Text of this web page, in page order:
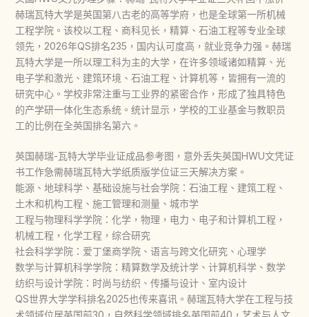
赫瑞瓦特大学是英国第八古老的高等学府，也是全球第一所机械
工程学院。该校以工程、商科见长，精算、石油工程等专业全球
领先，2026年QS排名235，国内认可度高，就业竞争力强。赫瑞
瓦特大学是一所以理工科为主的大学，在许多领域诸如精算、光
电子学和激光、建筑环境、石油工程、计算机等，皆拥有一流的
研究中心。学校非常注重与工业界的紧密合作，形成了独具特色
的产学研一体化生态系统。统计显示，学校的工业基金与教职员
工的比例在全英国排名第六。
英国赫瑞-瓦特大学毕业证成品参考图，意外丢失英国HWU文凭证
书工作急需赫瑞瓦特大学纸质版学位证三天解决方案。
能源、地球科学、基础设施与社会学院：石油工程、建筑工程、
土木和机构工程、施工管理和测量、城市学
工程与物理科学学院：化学，物理，电力、电子和计算机工程，
机械工程，化学工程，综合研究
社会科学学院：爱丁堡商学院、语言与跨文化研究、心理学
数学与计算机科学学院：精算数学及统计学、计算机科学、数学
纺织与设计学院：时尚与纺织、传播与设计、室内设计
QS世界大学学科排名2025也传来喜讯。赫瑞瓦特大学在工程与技
术领域位居英国前30，自然科学领域排名英国前40，艺术与人文